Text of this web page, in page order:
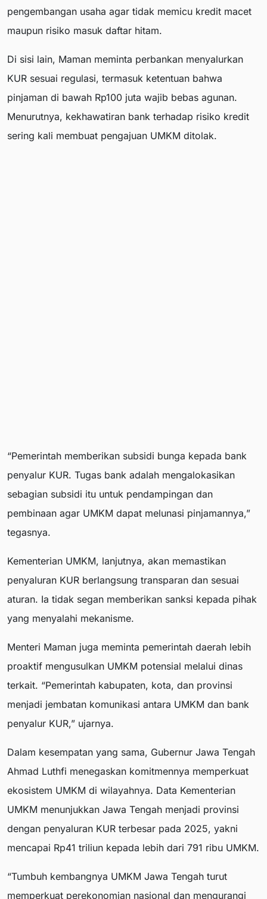
pengembangan usaha agar tidak memicu kredit macet
maupun risiko masuk daftar hitam.
Di sisi lain, Maman meminta perbankan menyalurkan
KUR sesuai regulasi, termasuk ketentuan bahwa
pinjaman di bawah Rp100 juta wajib bebas agunan.
Menurutnya, kekhawatiran bank terhadap risiko kredit
sering kali membuat pengajuan UMKM ditolak.
“Pemerintah memberikan subsidi bunga kepada bank
penyalur KUR. Tugas bank adalah mengalokasikan
sebagian subsidi itu untuk pendampingan dan
pembinaan agar UMKM dapat melunasi pinjamannya,”
tegasnya.
Kementerian UMKM, lanjutnya, akan memastikan
penyaluran KUR berlangsung transparan dan sesuai
aturan. Ia tidak segan memberikan sanksi kepada pihak
yang menyalahi mekanisme.
Menteri Maman juga meminta pemerintah daerah lebih
proaktif mengusulkan UMKM potensial melalui dinas
terkait. “Pemerintah kabupaten, kota, dan provinsi
menjadi jembatan komunikasi antara UMKM dan bank
penyalur KUR,” ujarnya.
Dalam kesempatan yang sama, Gubernur Jawa Tengah
Ahmad Luthfi menegaskan komitmennya memperkuat
ekosistem UMKM di wilayahnya. Data Kementerian
UMKM menunjukkan Jawa Tengah menjadi provinsi
dengan penyaluran KUR terbesar pada 2025, yakni
mencapai Rp41 triliun kepada lebih dari 791 ribu UMKM.
“Tumbuh kembangnya UMKM Jawa Tengah turut
memperkuat perekonomian nasional dan mengurangi